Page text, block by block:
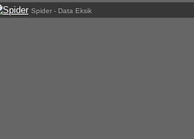
Spider - Data Eksik